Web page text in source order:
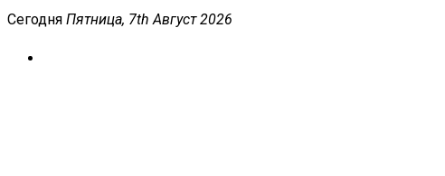
Перейти
Сегодня Пятница, 7th Август 2026